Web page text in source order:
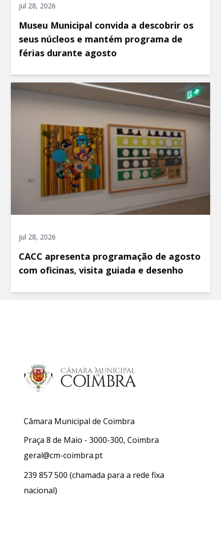
jul 28, 2026
Museu Municipal convida a descobrir os
seus núcleos e mantém programa de
férias durante agosto
jul 28, 2026
CACC apresenta programação de agosto
com oficinas, visita guiada e desenho
Câmara Municipal de Coimbra
Praça 8 de Maio - 3000-300, Coimbra
geral@cm-coimbra.pt
239 857 500 (chamada para a rede fixa
nacional)